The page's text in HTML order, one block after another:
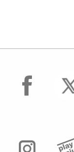
facebook